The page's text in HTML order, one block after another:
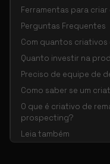
Ferramentas para
Perguntas Frequentes
Com quantos criativos
Quanto investir na
Preciso de equipe de
Como saber se um
O que é criativo de
prospecting?
Leia também